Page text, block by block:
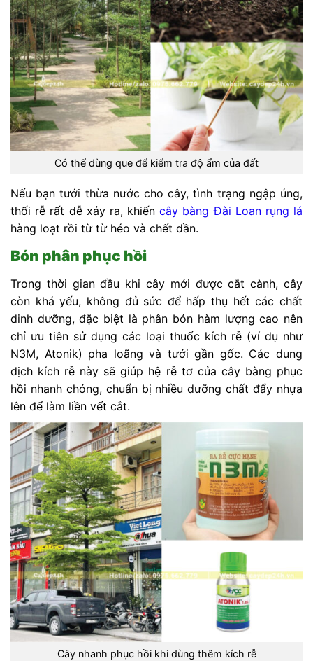
Có thể dùng que để kiểm tra độ ẩm của đất
Nếu bạn tưới thừa nước cho cây, tình trạng ngập úng,
thối rễ rất dễ xảy ra, khiếncây bàng Đài Loan rụng lá
hàng loạt rồi từ từ héo và chết dần.
Bón phân phục hồi
Trong thời gian đầu khi cây mới được cắt cành, cây
còn khá yếu, không đủ sức để hấp thụ hết các chất
dinh dưỡng, đặc biệt là phân bón hàm lượng cao nên
chỉ ưu tiên sử dụng các loại thuốc kích rễ (ví dụ như
N3M, Atonik) pha loãng và tưới gần gốc. Các dung
dịch kích rễ này sẽ giúp hệ rễ tơ của cây bàng phục
hồi nhanh chóng, chuẩn bị nhiều dưỡng chất đẩy nhựa
lên để làm liền vết cắt.
Cây nhanh phục hồi khi dùng thêm kích rễ